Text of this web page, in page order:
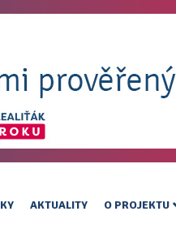
AKTUALITY O PROJEKTU